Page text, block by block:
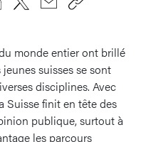
monde entier ont brillé
suisses se sont
disciplines. Avec
Suisse finit en tête des
publique, surtout à
les parcours